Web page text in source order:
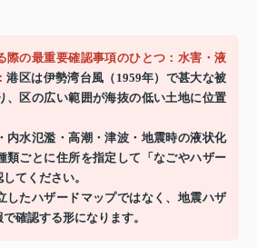
際の最重要確認事項のひとつ：水害・液
港区は伊勢湾台風（1959年）で甚大な被
、区の広い範囲が海抜の低い土地に位置
内水氾濫・高潮・津波・地震時の液状化
類ごとに住所を指定して「なごやハザー
てください。
したハザードマップではなく、地震ハザ
確認する形になります。